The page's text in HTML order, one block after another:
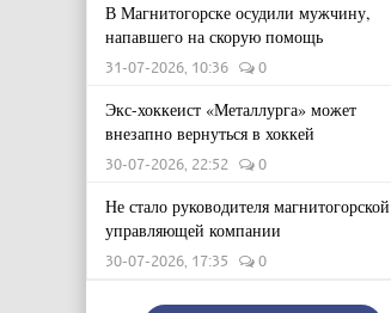
В Магнитогорске осудили мужчину,
напавшего на скорую помощь
31-07-2026, 10:36 0
Экс-хоккеист «Металлурга» может
внезапно вернуться в хоккей
30-07-2026, 22:52 0
Не стало руководителя магнитогорской
управляющей компании
30-07-2026, 17:35 0